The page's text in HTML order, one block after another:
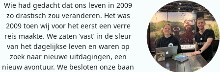
Wie had gedacht dat ons leven in 2009
zo drastisch zou veranderen. Het was
2009 toen wij voor het eerst een verre
reis maakte. We zaten ‘vast’ in de sleur
van het dagelijkse leven en waren op
zoek naar nieuwe uitdagingen, een
nieuw avontuur. We besloten onze baan